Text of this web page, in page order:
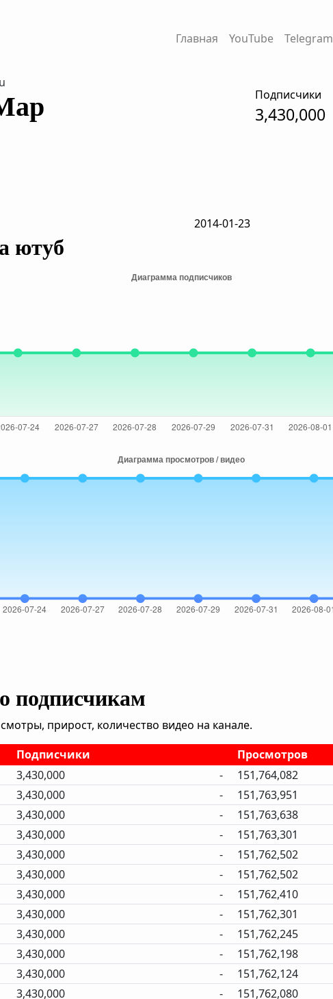
Главная YouTube Telegram
Подписчики
3,430,000
2014-01-23
ютуб
подписчикам
прирост, количество видео на канале.
Подписчики Просмотров
3,430,000 - 151,764,082
3,430,000 - 151,763,951
3,430,000 - 151,763,638
3,430,000 - 151,763,301
3,430,000 - 151,762,502
3,430,000 - 151,762,502
3,430,000 - 151,762,410
3,430,000 - 151,762,301
3,430,000 - 151,762,245
3,430,000 - 151,762,198
3,430,000 - 151,762,124
3,430,000 - 151,762,080